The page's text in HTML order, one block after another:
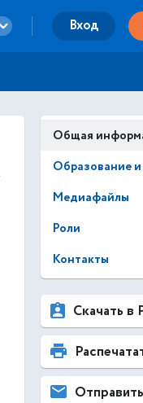
Вход
Общая
Образование
Медиафайлы
Роли
Контакты
Скачать в
Отправить